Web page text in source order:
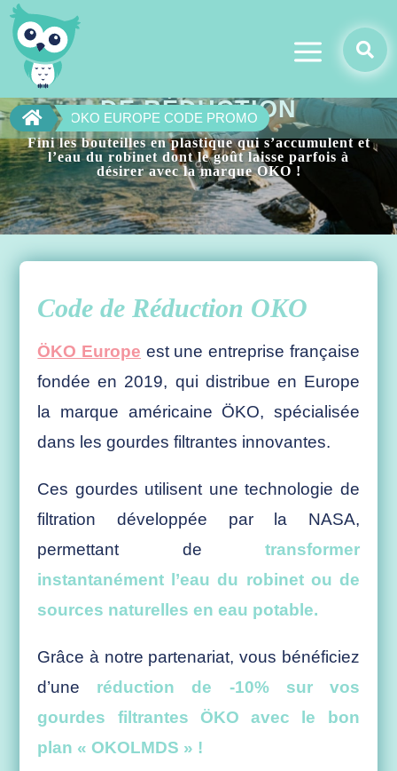
a 
 OKO EUROPE CODE PROMO
CODE PROMO OKO : 10%
DE RÉDUCTION
Fini les bouteilles en plastique qui s’accumulent et
l’eau du robinet dont le goût laisse parfois à
désirer avec la marque OKO !
Code de Réduction OKO
ÖKO Europe est une entreprise française
fondée en 2019, qui distribue en Europe
la marque américaine ÖKO, spécialisée
dans les gourdes filtrantes innovantes.
Ces gourdes utilisent une technologie de
filtration développée par la NASA,
permettant de transformer
instantanément l’eau du robinet ou de
sources naturelles en eau potable.
Grâce à notre partenariat, vous bénéficiez
d’une réduction de -10% sur vos
gourdes filtrantes ÖKO avec le bon
plan « OKOLMDS » !